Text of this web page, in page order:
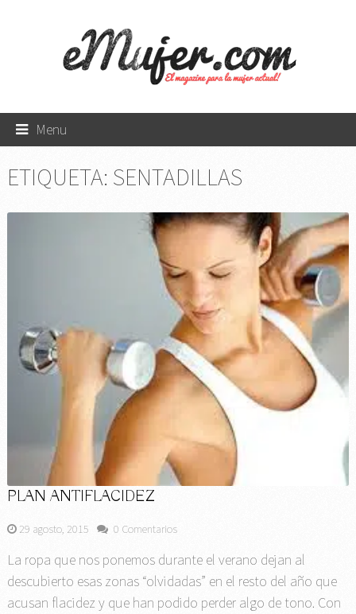
Menu
ETIQUETA: SENTADILLAS
PLAN ANTIFLACIDEZ
29 agosto, 2015 0 Comentarios
La ropa que nos ponemos durante el verano dejan al
descubierto esas zonas “olvidadas” en el resto del año que
acusan flacidez y que han podido perder algo de tono. Con